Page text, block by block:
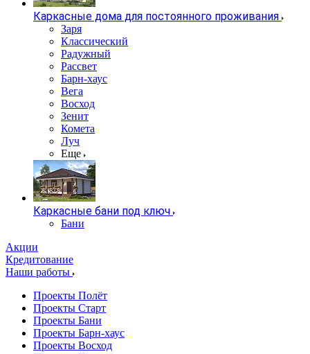
Каркасные дома для постоянного проживания
Заря
Классический
Радужный
Рассвет
Барн-хаус
Вега
Восход
Зенит
Комета
Луч
Еще
Каркасные бани под ключ
Бани
Акции
Кредитование
Наши работы
Проекты Полёт
Проекты Старт
Проекты Бани
Проекты Барн-хаус
Проекты Восход